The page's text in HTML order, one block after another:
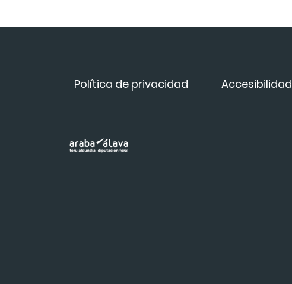
Política de privacidad Accesibilidad